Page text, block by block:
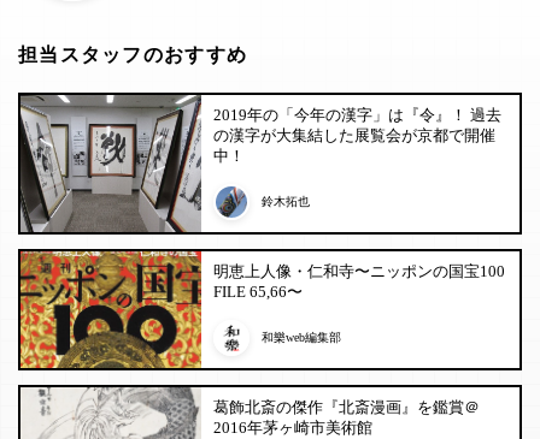
担当スタッフのおすすめ
2019年の「今年の漢字」は『令』！ 過去
の漢字が大集結した展覧会が京都で開催
中！
鈴木拓也
明恵上人像・仁和寺〜ニッポンの国宝100
FILE 65,66〜
和樂web編集部
葛飾北斎の傑作『北斎漫画』を鑑賞＠
2016年茅ヶ崎市美術館